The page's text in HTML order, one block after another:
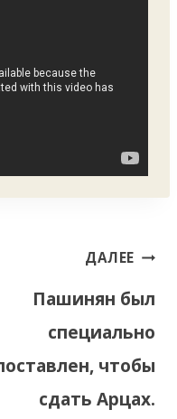
ДАЛЕЕ
Пашинян был
специально
чтобы
сдать Арцах.